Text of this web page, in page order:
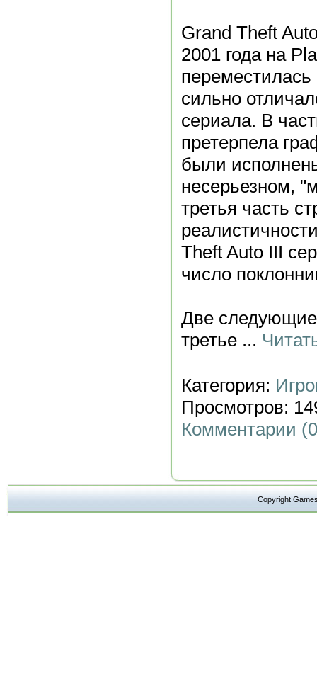
Grand Theft
2001 года на
сильно
сериала. В
претерпела
были
несерьезном,
третья часть
Theft Auto III
число
Две следующие
третье ...
Категория:
Просмотров:
Комментарии
Copyright